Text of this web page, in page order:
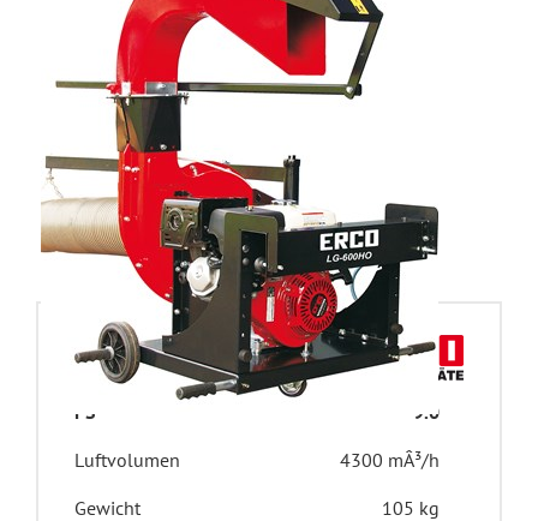
Technische Daten
PS
9.0
Luftvolumen
4300 mÂ³/h
Gewicht
105 kg